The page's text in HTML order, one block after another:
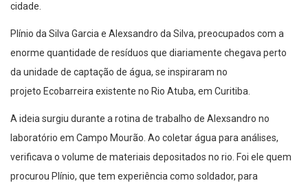
cidade.
Plínio da Silva Garcia e Alexsandro da Silva, preocupados com a
enorme quantidade de resíduos que diariamente chegava perto
da unidade de captação de água, se inspiraram no
projeto Ecobarreira existente no Rio Atuba, em Curitiba.
A ideia surgiu durante a rotina de trabalho de Alexsandro no
laboratório em Campo Mourão. Ao coletar água para análises,
verificava o volume de materiais depositados no rio. Foi ele quem
procurou Plínio, que tem experiência como soldador, para